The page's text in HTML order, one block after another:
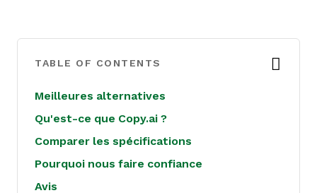
TABLE OF CONTENTS
Meilleures alternatives
Qu'est-ce que Copy.ai ?
Comparer les spécifications
Pourquoi nous faire confiance
Avis